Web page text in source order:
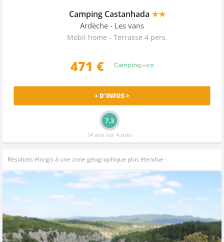
Camping Castanhada ★★
Ardèche - Les vans
Mobil home - Terrasse 4 pers.
471 €
+ D'INFOS >
7.3
34 avis sur 4 sites
Résultats élargis à une zone géographique plus étendue :